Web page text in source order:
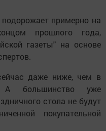
примерно на
прошлого года,
газеты" на основе
даже ниже, чем в
А большинство уже
стола не будут
покупательной